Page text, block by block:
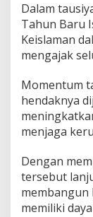
Dalam
Tahun Baru
Keislaman
mengajak
Momentum
hendaknya
menjaga
Dengan
tersebut
membangun
memiliki